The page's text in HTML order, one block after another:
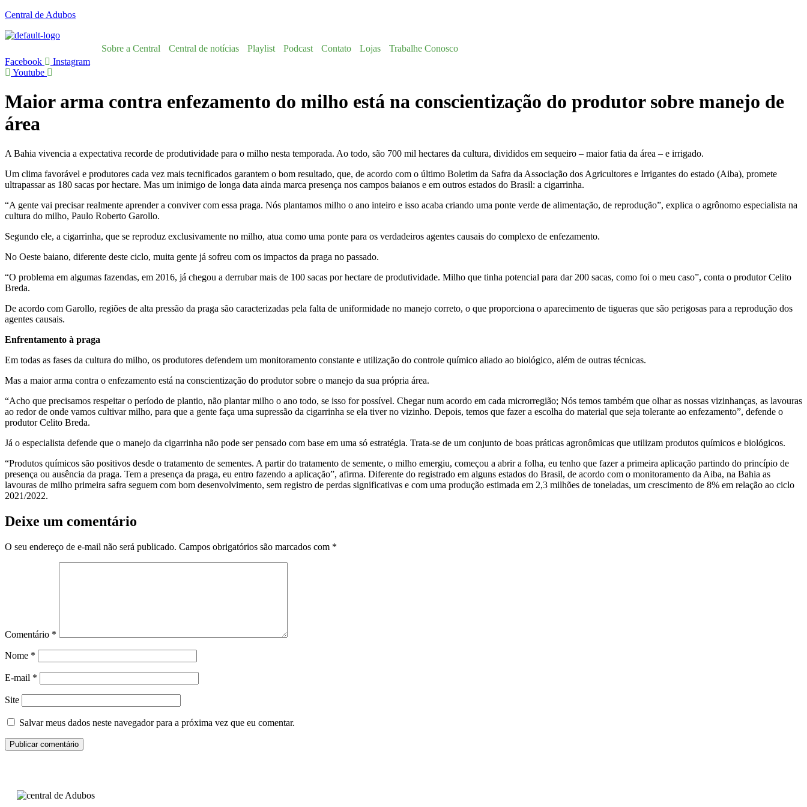
Central de Adubos
Sobre a Central Central de notícias Playlist Podcast Contato Lojas
Trabalhe Conosco
Facebook
Instagram
Youtube
Maior arma contra enfezamento do milho está na conscientização do produtor sobre manejo de
área
A Bahia vivencia a expectativa recorde de produtividade para o milho nesta temporada. Ao todo, são 700 mil hectares da cultura, divididos em sequeiro – maior fatia da área – e irrigado.
Um clima favorável e produtores cada vez mais tecnificados garantem o bom resultado, que, de acordo com o último Boletim da Safra da Associação dos Agricultores e Irrigantes do estado (Aiba), promete
ultrapassar as 180 sacas por hectare. Mas um inimigo de longa data ainda marca presença nos campos baianos e em outros estados do Brasil: a cigarrinha.
“A gente vai precisar realmente aprender a conviver com essa praga. Nós plantamos milho o ano inteiro e isso acaba criando uma ponte verde de alimentação, de reprodução”, explica o agrônomo especialista na
cultura do milho, Paulo Roberto Garollo.
Segundo ele, a cigarrinha, que se reproduz exclusivamente no milho, atua como uma ponte para os verdadeiros agentes causais do complexo de enfezamento.
No Oeste baiano, diferente deste ciclo, muita gente já sofreu com os impactos da praga no passado.
“O problema em algumas fazendas, em 2016, já chegou a derrubar mais de 100 sacas por hectare de produtividade. Milho que tinha potencial para dar 200 sacas, como foi o meu caso”, conta o produtor Celito
Breda.
De acordo com Garollo, regiões de alta pressão da praga são caracterizadas pela falta de uniformidade no manejo correto, o que proporciona o aparecimento de tigueras que são perigosas para a reprodução dos
agentes causais.
Enfrentamento à praga
Em todas as fases da cultura do milho, os produtores defendem um monitoramento constante e utilização do controle químico aliado ao biológico, além de outras técnicas.
Mas a maior arma contra o enfezamento está na conscientização do produtor sobre o manejo da sua própria área.
“Acho que precisamos respeitar o período de plantio, não plantar milho o ano todo, se isso for possível. Chegar num acordo em cada microrregião; Nós temos também que olhar as nossas vizinhanças, as lavouras
ao redor de onde vamos cultivar milho, para que a gente faça uma supressão da cigarrinha se ela tiver no vizinho. Depois, temos que fazer a escolha do material que seja tolerante ao enfezamento”, defende o
produtor Celito Breda.
Já o especialista defende que o manejo da cigarrinha não pode ser pensado com base em uma só estratégia. Trata-se de um conjunto de boas práticas agronômicas que utilizam produtos químicos e biológicos.
“Produtos químicos são positivos desde o tratamento de sementes. A partir do tratamento de semente, o milho emergiu, começou a abrir a folha, eu tenho que fazer a primeira aplicação partindo do princípio de
presença ou ausência da praga. Tem a presença da praga, eu entro fazendo a aplicação”, afirma. Diferente do registrado em alguns estados do Brasil, de acordo com o monitoramento da Aiba, na Bahia as
lavouras de milho primeira safra seguem com bom desenvolvimento, sem registro de perdas significativas e com uma produção estimada em 2,3 milhões de toneladas, um crescimento de 8% em relação ao ciclo
2021/2022.
Deixe um comentário
O seu endereço de e-mail não será publicado. Campos obrigatórios são marcados com *
Comentário *
Nome *
E-mail *
Site
Salvar meus dados neste navegador para a próxima vez que eu comentar.